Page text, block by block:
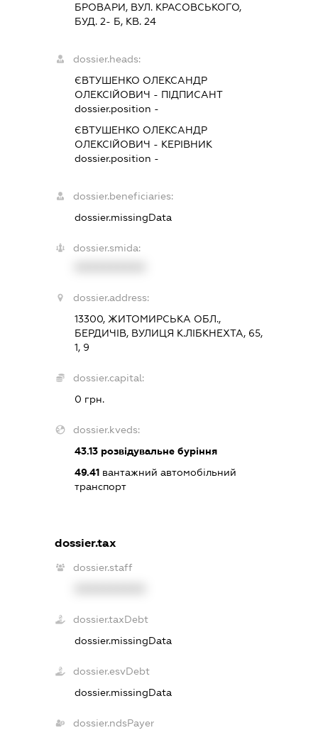
БРОВАРИ, ВУЛ. КРАСОВСЬКОГО,
БУД. 2- Б, КВ. 24
dossier.heads:
ЄВТУШЕНКО ОЛЕКСАНДР
ОЛЕКСІЙОВИЧ - ПІДПИСАНТ
dossier.position -
ЄВТУШЕНКО ОЛЕКСАНДР
ОЛЕКСІЙОВИЧ - КЕРІВНИК
dossier.position -
dossier.beneficiaries:
dossier.missingData
dossier.smida:
dossier.address:
13300, ЖИТОМИРСЬКА ОБЛ.,
БЕРДИЧІВ, ВУЛИЦЯ К.ЛІБКНЕХТА, 65,
1, 9
dossier.capital:
0 грн.
dossier.kveds:
43.13 розвідувальне буріння
49.41 вантажний автомобільний
транспорт
dossier.tax
dossier.staff
dossier.taxDebt
dossier.missingData
dossier.esvDebt
dossier.missingData
dossier.ndsPayer